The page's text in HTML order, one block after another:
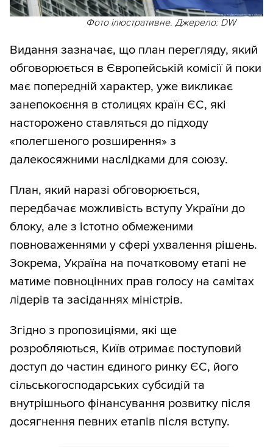
Фото ілюстративне. Джерело: DW
Видання зазначає, що план перегляду, який
обговорюється в Європейській комісії й поки
має попередній характер, уже викликає
занепокоєння в столицях країн ЄС, які
насторожено ставляться до підходу
«полегшеного розширення» з
далекосяжними наслідками для союзу.
План, який наразі обговорюється,
передбачає можливість вступу України до
блоку, але з істотно обмеженими
повноваженнями у сфері ухвалення рішень.
Зокрема, Україна на початковому етапі не
матиме повноцінних прав голосу на самітах
лідерів та засіданнях міністрів.
Згідно з пропозиціями, які ще
розробляються, Київ отримає поступовий
доступ до частин єдиного ринку ЄС, його
сільськогосподарських субсидій та
внутрішнього фінансування розвитку після
досягнення певних етапів після вступу.